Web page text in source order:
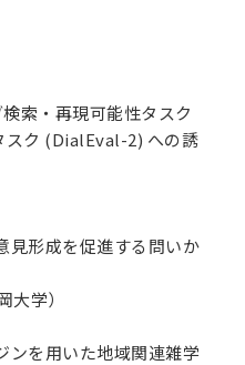
索・再現可能性タスク
スク (DialEval-2) への誘
見形成を促進する問いか
学）
を用いた地域関連雑学